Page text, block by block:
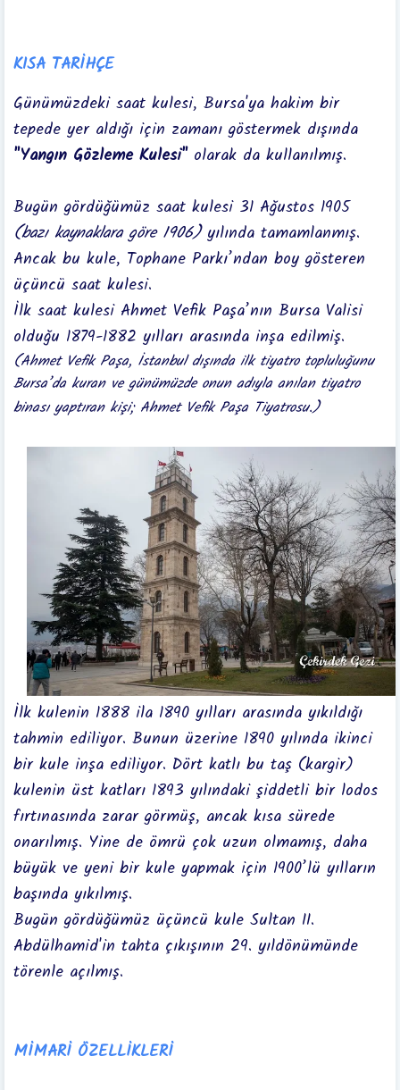
KISA TARİHÇE
Günümüzdeki saat kulesi, Bursa'ya hakim bir
tepede yer aldığı için zamanı göstermek dışında
"Yangın Gözleme Kulesi"olarak da kullanılmış.
Bugün gördüğümüz saat kulesi 31 Ağustos 1905
(bazı kaynaklara göre 1906)yılında tamamlanmış.
Ancak bu kule, Tophane Parkı’ndan boy gösteren
üçüncü saat kulesi.
İlk saat kulesi Ahmet Vefik Paşa’nın Bursa Valisi
olduğu 1879-1882 yılları arasında inşa edilmiş.
(Ahmet Vefik Paşa, İstanbul dışında ilk tiyatro topluluğunu
Bursa’da kuran ve günümüzde onun adıyla anılan tiyatro
binası yaptıran kişi; Ahmet Vefik Paşa Tiyatrosu.)
İlk kulenin 1888 ila 1890 yılları arasında yıkıldığı
tahmin ediliyor. Bunun üzerine 1890 yılında ikinci
bir kule inşa ediliyor. Dört katlı bu taş (kargir)
kulenin üst katları 1893 yılındaki şiddetli bir lodos
fırtınasında zarar görmüş, ancak kısa sürede
onarılmış. Yine de ömrü çok uzun olmamış, daha
büyük ve yeni bir kule yapmak için 1900’lü yılların
başında yıkılmış.
Bugün gördüğümüz üçüncü kule Sultan II.
Abdülhamid'in tahta çıkışının 29. yıldönümünde
törenle açılmış.
MİMARİ ÖZELLİKLERİ